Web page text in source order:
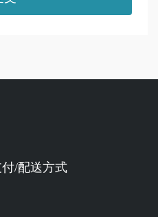
/配送方式